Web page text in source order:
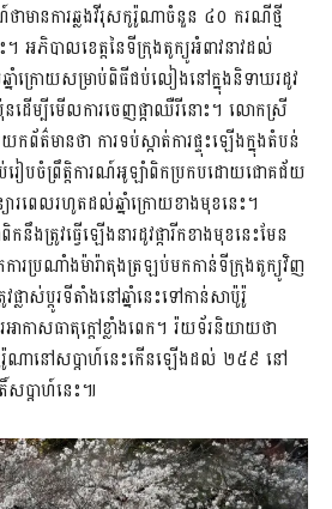
ាមានការឆ្លងវីរុសកូរ៉ូណាចំនួន ៤០ ករណីថ្មី
។ អភិបាលខេត្តនៃទីក្រុងតូក្យូអំពាវនាវដល់
ឆ្នាំក្រោយសម្រាប់ពិធីជប់លៀងនៅក្នុងនិទាឃរដូវ
ើម្បីមើលការចេញផ្កាឈឺរីនោះ។ លោកស្រី
ត៌មានថា ការទប់ស្កាត់ការផ្ទុះឡើងក្នុងតំបន់
ប់រៀបចំព្រឹត្តិការណ៍អូឡាំពិកប្រកបដោយជោគជ័យ
យារពេលរហូតដល់ឆ្នាំក្រោយខាងមុខនេះ។
ងត្រូវធ្វើឡើងនារដូវផ្ការីកខាងមុខនេះមែន
រប្រណាំងម៉ារ៉ាតុងត្រឡប់មកកាន់ទីក្រុងតូក្យូវិញ
ផ្លាស់ប្តូរទីតាំងនៅឆ្នាំនេះទៅកាន់សាប៉ូរ៉ូ
ាសធាតុក្តៅខ្លាំងពេក។ រ៉យទ័រនិយាយថា
កូរ៉ូណានៅសប្តាហ៍នេះកើនឡើងដល់ ២៥៩ នៅ
សប្តាហ៍នេះ៕